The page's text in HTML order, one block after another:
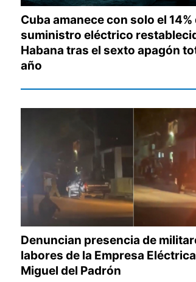
Cuba amanece con solo el 14%
suministro eléctrico
Habana tras el sexto apagón
año
Denuncian presencia de
labores de la Empresa
Miguel del Padrón